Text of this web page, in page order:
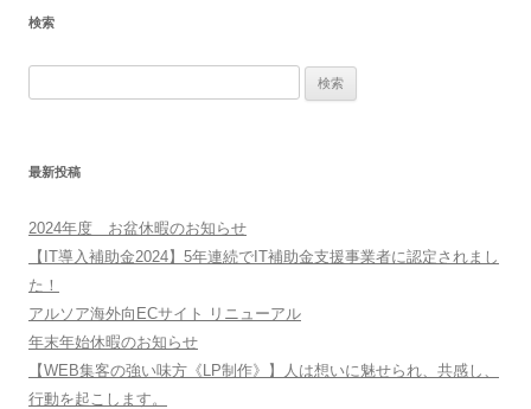
検索
最新投稿
2024年度 お盆休暇のお知らせ
【IT導入補助金2024】5年連続でIT補助金支援事業者に認定されまし
た！
アルソア海外向ECサイト リニューアル
年末年始休暇のお知らせ
【WEB集客の強い味方《LP制作》】人は想いに魅せられ、共感し、
行動を起こします。